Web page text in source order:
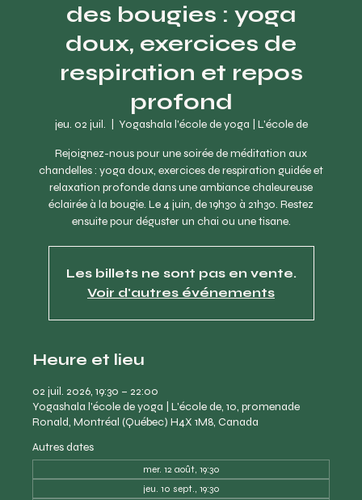
des bougies : yoga
doux, exercices de
respiration et repos
profond
jeu. 02 juil. Yogashala l'école de yoga | L'école de
Rejoignez-nous pour une soirée de méditation aux
chandelles : yoga doux, exercices de respiration guidée et
relaxation profonde dans une ambiance chaleureuse
éclairée à la bougie. Le 4 juin, de 19h30 à 21h30. Restez
ensuite pour déguster un chai ou une tisane.
Les billets ne sont pas en vente.
Voir d'autres événements
Heure et lieu
02 juil. 2026, 19:30 – 22:00
Yogashala l'école de yoga | L'école de, 10, promenade
Ronald, Montréal (Québec) H4X 1M8, Canada
Autres dates
mer. 12 août, 19:30
jeu. 10 sept., 19:30